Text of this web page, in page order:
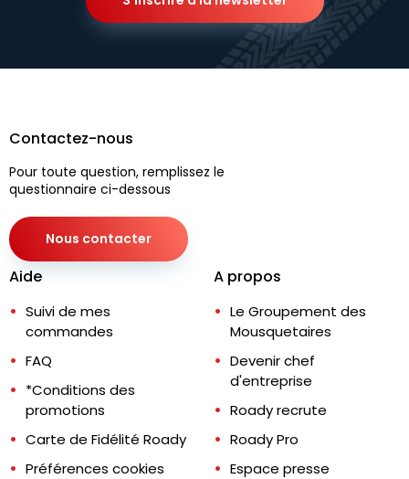
Contactez-nous
Pour toute question, remplissez le
questionnaire ci-dessous
Nous contacter
Aide
Suivi de mes
commandes
FAQ
*Conditions des
promotions
Carte de Fidélité Roady
Préférences cookies
A propos
Le Groupement des
Mousquetaires
Devenir chef
d'entreprise
Roady recrute
Roady Pro
Espace presse